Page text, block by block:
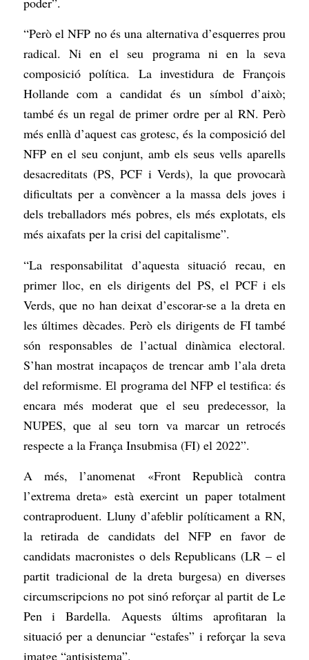
“Però el NFP no és una alternativa d’esquerres prou
radical. Ni en el seu programa ni en la seva
composició política. La investidura de François
Hollande com a candidat és un símbol d’això;
també és un regal de primer ordre per al RN. Però
més enllà d’aquest cas grotesc, és la composició del
NFP en el seu conjunt, amb els seus vells aparells
desacreditats (PS, PCF i Verds), la que provocarà
dificultats per a convèncer a la massa dels joves i
dels treballadors més pobres, els més explotats, els
més aixafats per la crisi del capitalisme”.
“La responsabilitat d’aquesta situació recau, en
primer lloc, en els dirigents del PS, el PCF i els
Verds, que no han deixat d’escorar-se a la dreta en
les últimes dècades. Però els dirigents de FI també
són responsables de l’actual dinàmica electoral.
S’han mostrat incapaços de trencar amb l’ala dreta
del reformisme. El programa del NFP el testifica: és
encara més moderat que el seu predecessor, la
NUPES, que al seu torn va marcar un retrocés
respecte a la França Insubmisa (FI) el 2022”.
A més, l’anomenat «Front Republicà contra
l’extrema dreta» està exercint un paper totalment
contraproduent. Lluny d’afeblir políticament a RN,
la retirada de candidats del NFP en favor de
candidats macronistes o dels Republicans (LR – el
partit tradicional de la dreta burgesa) en diverses
circumscripcions no pot sinó reforçar al partit de Le
Pen i Bardella. Aquests últims aprofitaran la
situació per a denunciar “estafes” i reforçar la seva
imatge “antisistema”.